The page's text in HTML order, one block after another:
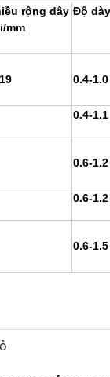
rộng dây
mm
Độ
0.4-1.0
0.4-1.1
0.6-1.2
0.6-1.2
0.6-1.5